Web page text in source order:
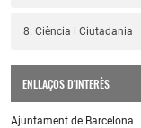
8. Ciència i Ciutadania
ENLLAÇOS D'INTERÈS
Ajuntament de Barcelona